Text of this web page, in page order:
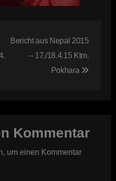
Bericht aus Nepal 2015
– 17./18.4.15 Ktm.
Pokhara
Kommentar
um einen Kommentar